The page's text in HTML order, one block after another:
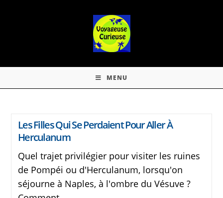
MENU
Les Filles Qui Se Perdaient Pour Aller À
Herculanum
Quel trajet privilégier pour visiter les ruines
de Pompéi ou d'Herculanum, lorsqu'on
séjourne à Naples, à l'ombre du Vésuve ?